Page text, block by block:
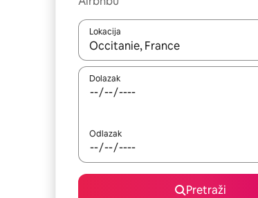
Lokacija
Kada budu dostupni rezultati, moći
Dolazak
Odlazak
Pretraži